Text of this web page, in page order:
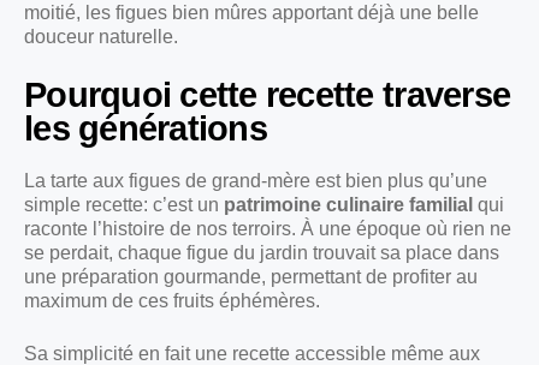
moitié, les figues bien mûres apportant déjà une belle
douceur naturelle.
Pourquoi cette recette traverse
les générations
La tarte aux figues de grand-mère est bien plus qu’une
simple recette: c’est un patrimoine culinaire familial qui
raconte l’histoire de nos terroirs. À une époque où rien ne
se perdait, chaque figue du jardin trouvait sa place dans
une préparation gourmande, permettant de profiter au
maximum de ces fruits éphémères.
Sa simplicité en fait une recette accessible même aux